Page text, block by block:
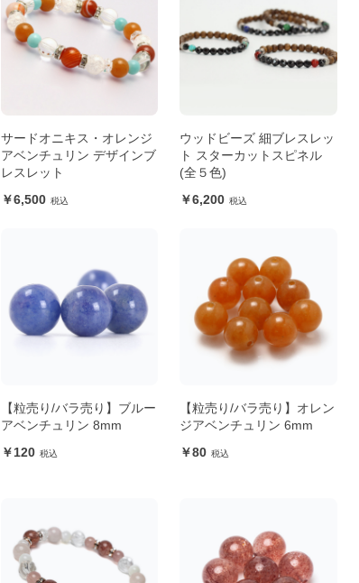
サードオニキス・オレンジ
アベンチュリン デザインブ
レスレット
6,500
ウッドビーズ 細ブレスレッ
ト スターカットスピネル
(全５色)
6,200
【粒売り/バラ売り】ブルー
アベンチュリン 8mm
120
【粒売り/バラ売り】オレン
ジアベンチュリン 6mm
80